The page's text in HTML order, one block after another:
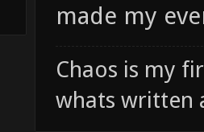
made my
Chaos is my
whats written